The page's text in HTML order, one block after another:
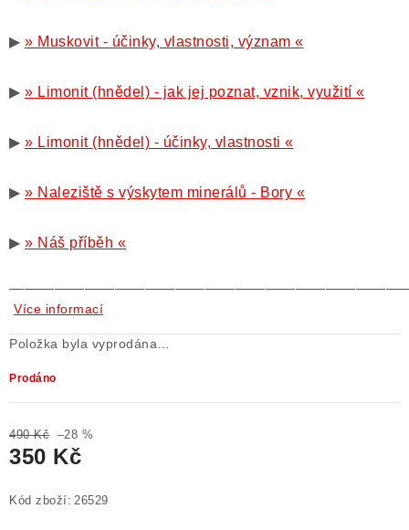
▶ » Muskovit - účinky, vlastnosti, význam «
▶ » Limonit (hnědel) - jak jej poznat, vznik, využití «
▶ » Limonit (hnědel) - účinky, vlastnosti «
▶ » Naleziště s výskytem minerálů - Bory «
▶ » Náš příběh «
Více informací
Položka byla vyprodána…
Prodáno
490 Kč –28 %
350 Kč
Kód zboží: 26529